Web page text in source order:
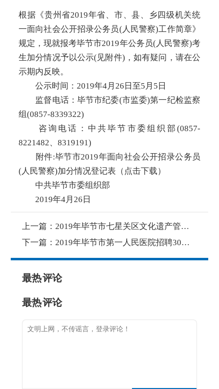
根据《贵州省2019年省、市、县、乡四级机关统
一面向社会公开招录公务员(人民警察)工作简章》
规定，现就报考毕节市2019年公务员(人民警察)考
生加分情况予以公示(见附件)，如有疑问，请在公
示期内反映。
公示时间：2019年4月26日至5月5日
监督电话：毕节市纪委(市监委)第一纪检监察
组(0857-8339322)
咨询电话：中共毕节市委组织部(0857-
8221482、8319191)
附件:毕节市2019年面向社会公开招录公务员
(人民警察)加分情况登记表（点击下载）
中共毕节市委组织部
2019年4月26日
上一篇： 2019年毕节市七星关区文化遗产管理局招聘2名解说员的公告（4月25-5月26日报名）
下一篇： 2019年毕节市第一人民医院招聘30名编外护理人员公告（5月13-21日报名）
最热评论
最热评论